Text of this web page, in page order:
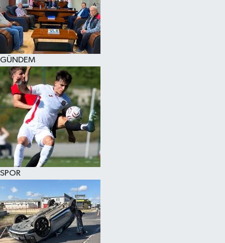
GÜNDEM
SPOR
KÜLTÜR SANAT
MAGAZİN
SAĞLIK
SİYASET
SPOR
TEKNOLOJİ
YAŞAM